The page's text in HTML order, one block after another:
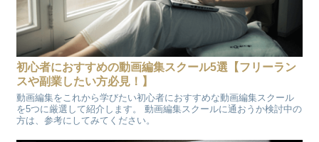
初心者におすすめの動画編集スクール5選【フリーラン
スや副業したい方必見！】
動画編集をこれから学びたい初心者におすすめな動画編集スクール
を5つに厳選して紹介します。 動画編集スクールに通おうか検討中の
方は、参考にしてみてください。